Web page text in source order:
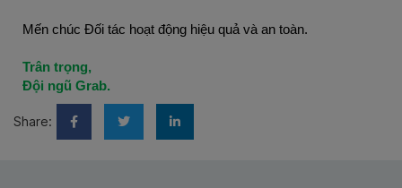
Mến chúc Đối tác hoạt động hiệu quả và an toàn.
Trân trọng,
Đội ngũ Grab.
Share: